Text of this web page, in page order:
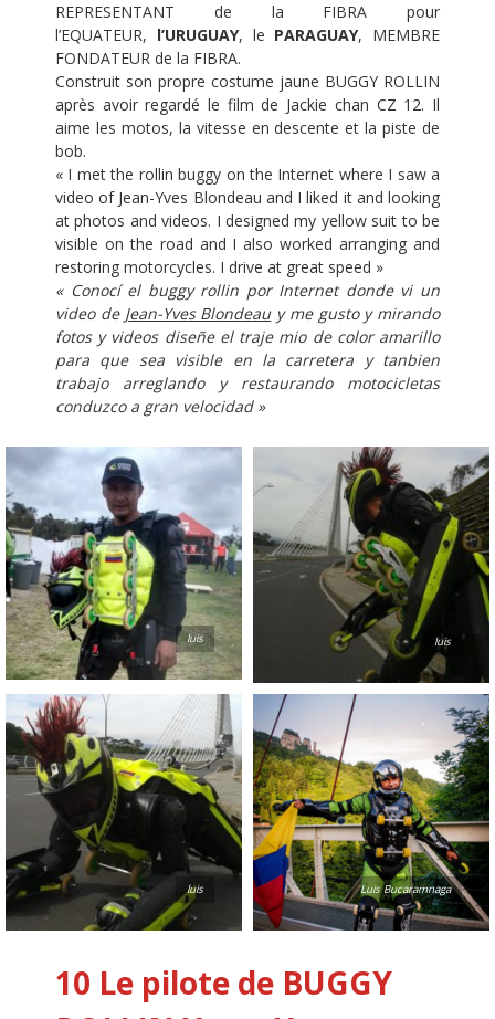
REPRESENTANT de la FIBRA pour
l’EQUATEUR, l’URUGUAY, le PARAGUAY, MEMBRE
FONDATEUR de la FIBRA.
Construit son propre costume jaune BUGGY ROLLIN
après avoir regardé le film de Jackie chan CZ 12. Il
aime les motos, la vitesse en descente et la piste de
bob.
« I met the rollin buggy on the Internet where I saw a
video of Jean-Yves Blondeau and I liked it and looking
at photos and videos. I designed my yellow suit to be
visible on the road and I also worked arranging and
restoring motorcycles. I drive at great speed »
« Conocí el buggy rollin por Internet donde vi un
video de Jean-Yves Blondeau y me gusto y mirando
fotos y videos diseñe el traje mio de color amarillo
para que sea visible en la carretera y tanbien
trabajo arreglando y restaurando motocicletas
conduzco a gran velocidad »
luis luis
luis Luis Bucaramnaga
10 Le pilote de BUGGY